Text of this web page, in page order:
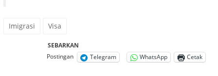
Imigrasi Visa
SEBARKAN
Postingan
Telegram WhatsApp Cetak